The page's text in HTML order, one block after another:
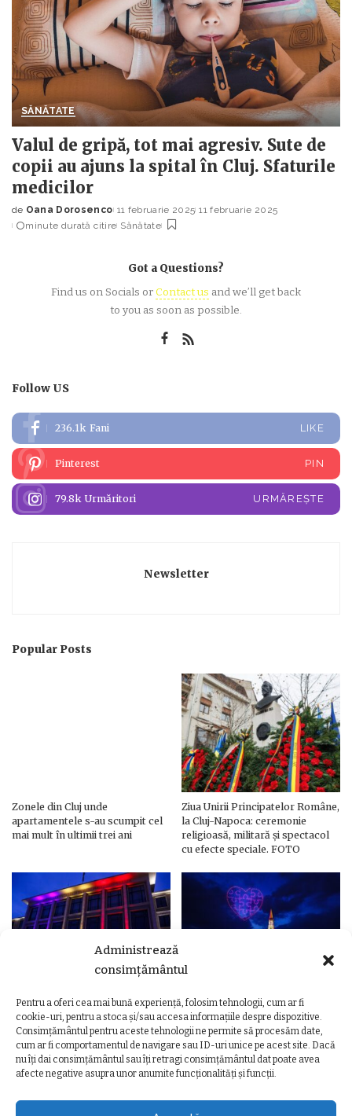
Administrează
consimțământul
Pentru a oferi cea mai bună experiență, folosim tehnologii, cum ar fi
cookie-uri, pentru a stoca și/sau accesa informațiile despre dispozitive.
Consimțământul pentru aceste tehnologii ne permite să procesăm date,
cum ar fi comportamentul de navigare sau ID-uri unice pe acest site. Dacă
nu îți dai consimțământul sau îți retragi consimțământul dat poate avea
afecte negative asupra unor anumite funcționalități și funcții.
SĂNĂTATE
Valul de gripă, tot mai agresiv. Sute de
copii au ajuns la spital în Cluj. Sfaturile
medicilor
Posted
by
de Oana Dorosenco 11 februarie 2025 11 februarie 2025
minute durată citire Sănătate
Got a Questions?
Find us on Socials orContact us and we’ll get back
to you as soon as possible.
Follow US
236.1k Fani LIKE
Pinterest PIN
79.8k Urmăritori URMĂREȘTE
Newsletter
Popular Posts
Zonele din Cluj unde
apartamentele s-au scumpit cel
mai mult în ultimii trei ani
Ziua Unirii Principatelor Române,
la Cluj-Napoca: ceremonie
religioasă, militară și spectacol
cu efecte speciale. FOTO
Ziua Unirii Principatelor Române
– Clădiri și poduri din Cluj,
iluminate în culorile drapelului
Ziua Unirii la Cluj-Napoca.
Programul complet al
evenimentelor